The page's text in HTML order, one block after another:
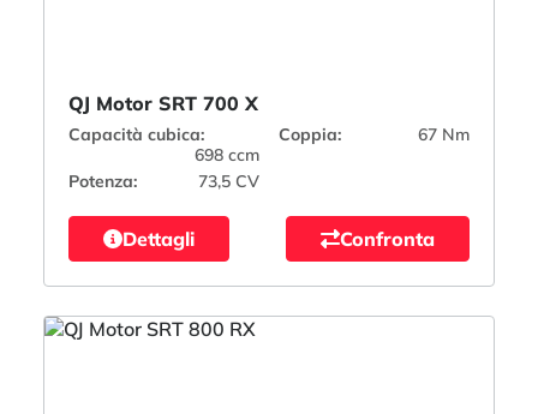
QJ Motor SRT 700 X
Capacità cubica:
698 ccm
Coppia: 67 Nm
Potenza: 73,5 CV
Dettagli Confronta